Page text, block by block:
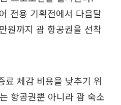
전용 기획전에서 다음달
원까지 괌 항공권을 선착
료 체감 비용을 낮추기 위
항공권뿐 아니라 괌 숙소